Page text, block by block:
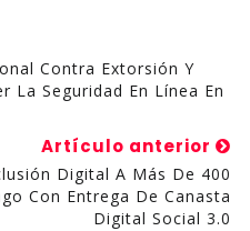
Contra Extorsión Y
La Seguridad En Línea En
Artículo anterior
Digital A Más De 400
Con Entrega De Canasta
Digital Social 3.0